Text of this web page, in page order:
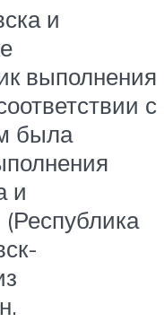
и
выполнения
с
была
и